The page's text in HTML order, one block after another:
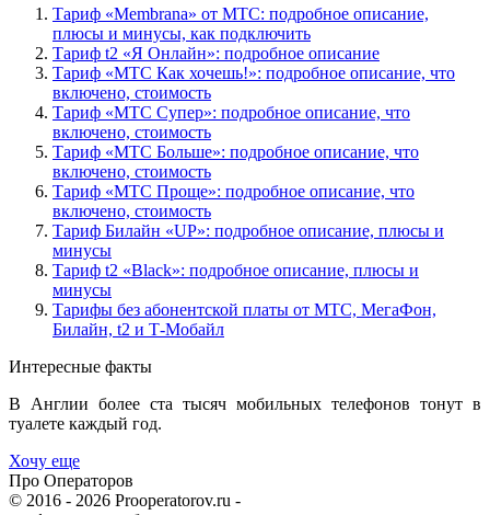
Тариф «Membrana» от МТС: подробное описание,
плюсы и минусы, как подключить
Тариф t2 «Я Онлайн»: подробное описание
Тариф «МТС Как хочешь!»: подробное описание, что
включено, стоимость
Тариф «МТС Супер»: подробное описание, что
включено, стоимость
Тариф «МТС Больше»: подробное описание, что
включено, стоимость
Тариф «МТС Проще»: подробное описание, что
включено, стоимость
Тариф Билайн «UP»: подробное описание, плюсы и
минусы
Тариф t2 «Black»: подробное описание, плюсы и
минусы
Тарифы без абонентской платы от МТС, МегаФон,
Билайн, t2 и Т-Мобайл
Интересные факты
В Англии более ста тысяч мобильных телефонов тонут в
туалете каждый год.
Хочу еще
Про Операторов
© 2016 - 2026 Prooperatorov.ru -